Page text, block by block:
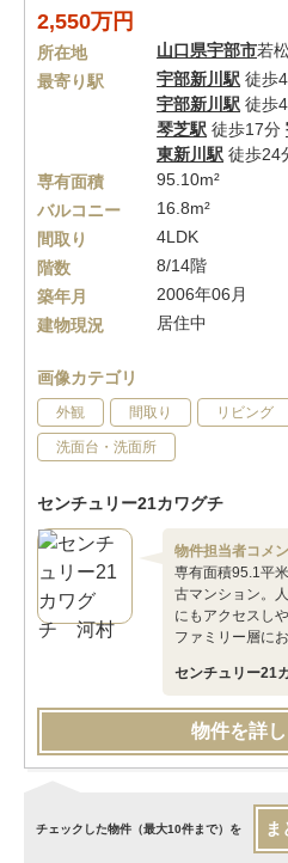
2,550万円
所在地 山口県宇部市若
最寄り駅
宇部新川駅 徒歩
宇部新川駅 徒歩
琴芝駅 徒歩17分
東新川駅 徒歩24
専有面積
95.10m²
バルコニー
16.8m²
間取り
4LDK
階数
8/14階
築年月
2006年06月
建物現況
居住中
画像カテゴリ
外観 間取り リビング
洗面台・洗面所
センチュリー21カワグチ
物件担当者コメ
専有面積95.1平
古マンション。
にもアクセスし
ファミリー層に
センチュリー21
物件を詳
チェックした物件（最大10件まで）を